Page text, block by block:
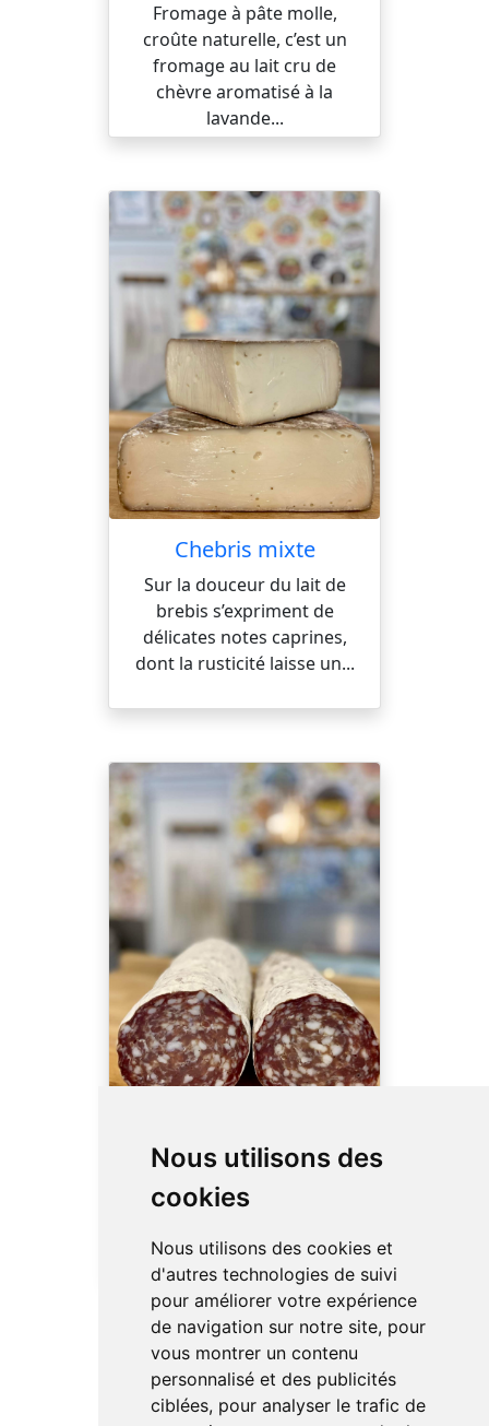
Nous utilisons des
cookies
Nous utilisons des cookies et
d'autres technologies de suivi
pour améliorer votre expérience
de navigation sur notre site, pour
vous montrer un contenu
personnalisé et des publicités
ciblées, pour analyser le trafic de
Fromage à pâte molle,
croûte naturelle, c’est un
fromage au lait cru de
chèvre aromatisé à la
lavande...
Chebris mixte
Sur la douceur du lait de
brebis s’expriment de
délicates notes caprines,
dont la rusticité laisse un...
.